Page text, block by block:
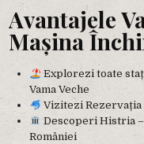
Avantajele
Mașina
Explorezi toate
Vama Veche
Vizitezi
Descoperi Histria
României